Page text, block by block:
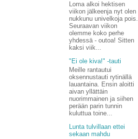
Loma alkoi hektisen
viikon jälkeenja nyt olen
nukkunu univelkoja pois.
Seuraavan viikon
olemme koko perhe
yhdessä - outoa! Sitten
kaksi viik...
"Ei ole kiva!" -tauti
Meille rantautui
oksennustauti rytinällä
lauantaina. Ensin aloitti
aivan yllättäin
nuorimmainen ja siihen
perään parin tunnin
kuluttua toine...
Lunta tulvillaan ettei
sekaan mahdu